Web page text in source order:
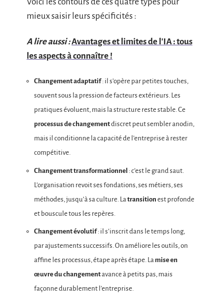
mieux saisir leurs spécificités :
A lire aussi :Avantages et limites de l'IA : tous
les aspects à connaître !
Changement adaptatif: il s’opère par petites touches,
souvent sous la pression de facteurs extérieurs. Les
pratiques évoluent, mais la structure reste stable. Ce
processus de changementdiscret peut sembler anodin,
mais il conditionne la capacité de l’entreprise à rester
compétitive.
Changement transformationnel : c’est le grand saut.
L’organisation revoit ses fondations, ses métiers, ses
méthodes, jusqu’à sa culture. La transition est profonde
et bouscule tous les repères.
Changement évolutif: il s’inscrit dans le temps long,
par ajustements successifs. On améliore les outils, on
affine les processus, étape après étape. La mise en
œuvre du changementavance à petits pas, mais
façonne durablement l’entreprise.